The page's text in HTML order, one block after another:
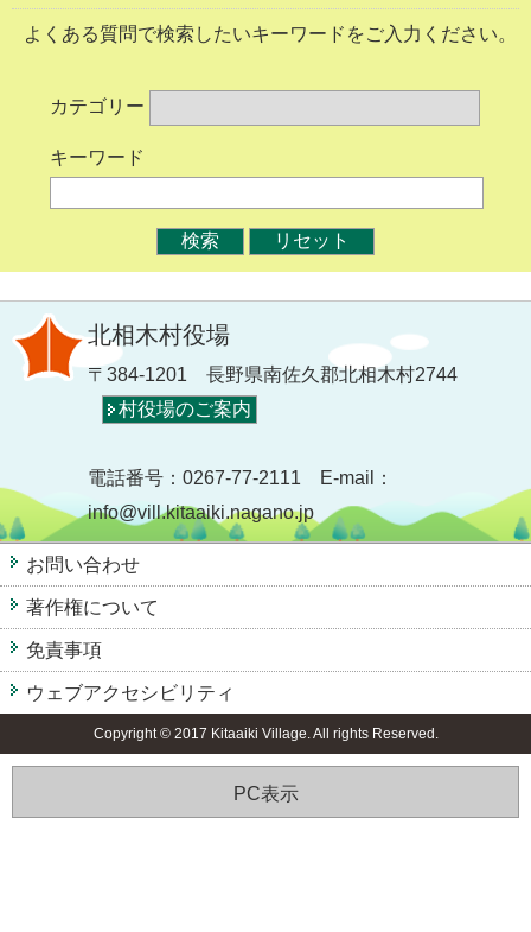
よくある質問で検索したいキーワードをご入力ください。
カテゴリー
キーワード
北相木村役場
〒384-1201 長野県南佐久郡北相木村2744
村役場のご案内
電話番号：0267-77-2111 E-mail：
info@vill.kitaaiki.nagano.jp
お問い合わせ
著作権について
免責事項
ウェブアクセシビリティ
Copyright © 2017 Kitaaiki Village. All rights Reserved.
PC表示